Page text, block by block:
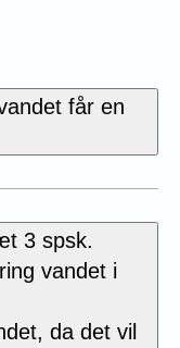
får en
3 spsk.
vandet i
da det vil